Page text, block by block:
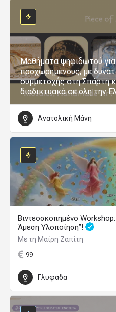
Μαθήματα ψηφιδωτού για
προχωρημένους, με
συμμετοχής στη Σπάρτη
διαδικτυακά σε όλη την
Ανατολική Μάνη
Βιντεοσκοπημένο
Άμεση Υλοποίηση”!
Με τη Μαίρη Ζαπίτη
99
Γλυφάδα